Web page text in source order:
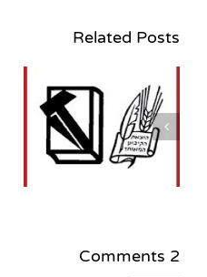
Related Posts
2 Comments